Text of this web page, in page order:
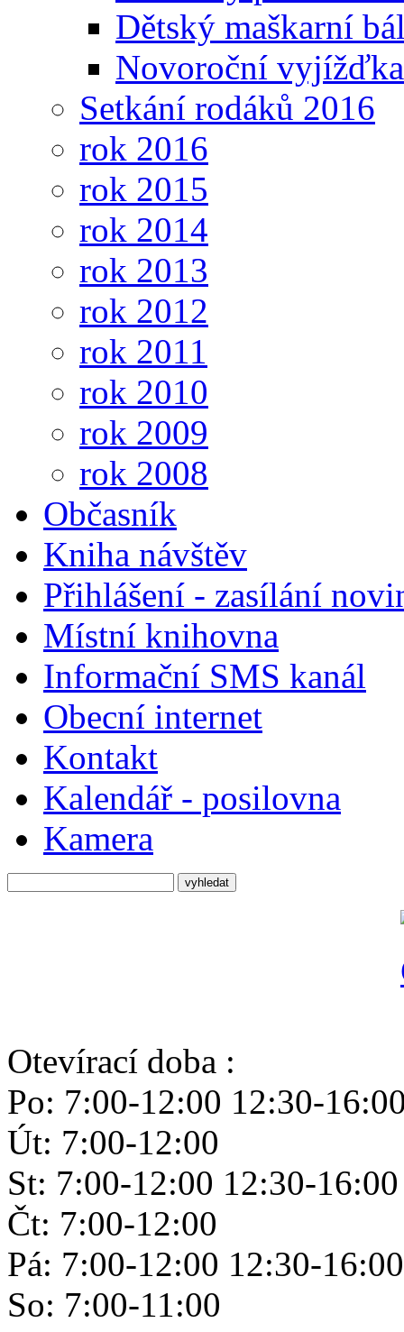
Dětský maškarní
Novoroční vyjížďka
Setkání rodáků 2016
rok 2016
rok 2015
rok 2014
rok 2013
rok 2012
rok 2011
rok 2010
rok 2009
rok 2008
Občasník
Kniha návštěv
Přihlášení - zasílání
Místní knihovna
Informační SMS kanál
Obecní internet
Kontakt
Kalendář - posilovna
Kamera
Otevírací doba :
Po: 7:00-12:00 12:30-
Út: 7:00-12:00
St: 7:00-12:00 12:30-16:00
Čt: 7:00-12:00
Pá: 7:00-12:00 12:30-16:00
So: 7:00-11:00